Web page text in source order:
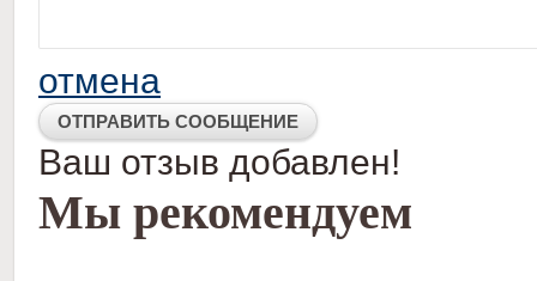
отмена
Ваш отзыв добавлен!
Мы рекомендуем